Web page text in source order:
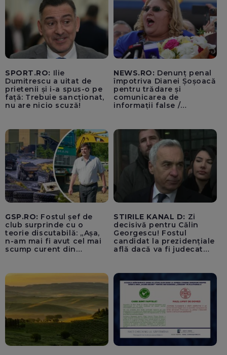
SPORT.RO: Ilie
Dumitrescu a uitat de
prietenii și i-a spus-o pe
față: Trebuie sancționat,
nu are nicio scuză!
NEWS.RO: Denunț penal
împotriva Dianei Șoșoacă
pentru trădare și
comunicarea de
informații false /
Înalta Curte de Casație și
Justiție de Adrian
Băzăvan și Asociația
„Lupii Tricolori”
GSP.RO: Fostul șef de
club surprinde cu o
teorie discutabilă: „Așa,
n-am mai fi avut cel mai
scump curent din
STIRILE KANAL D: Zi
decisivă pentru Călin
Georgescu! Fostul
candidat la prezidențiale
află dacă va fi judecat